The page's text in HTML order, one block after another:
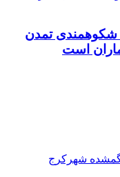
شکوهمندی تمدن
است